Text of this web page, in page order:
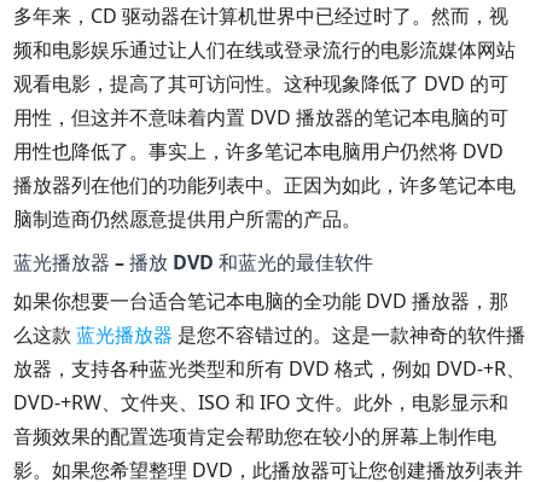
多年来，CD 驱动器在计算机世界中已经过时了。然而，视
频和电影娱乐通过让人们在线或登录流行的电影流媒体网站
观看电影，提高了其可访问性。这种现象降低了 DVD 的可
用性，但这并不意味着内置 DVD 播放器的笔记本电脑的可
用性也降低了。事实上，许多笔记本电脑用户仍然将 DVD
播放器列在他们的功能列表中。正因为如此，许多笔记本电
脑制造商仍然愿意提供用户所需的产品。
蓝光播放器 – 播放 DVD 和蓝光的最佳软件
如果你想要一台适合笔记本电脑的全功能 DVD 播放器，那
么这款蓝光播放器 是您不容错过的。这是一款神奇的软件播
放器，支持各种蓝光类型和所有 DVD 格式，例如 DVD-+R、
DVD-+RW、文件夹、ISO 和 IFO 文件。此外，电影显示和
音频效果的配置选项肯定会帮助您在较小的屏幕上制作电
影。如果您希望整理 DVD，此播放器可让您创建播放列表并